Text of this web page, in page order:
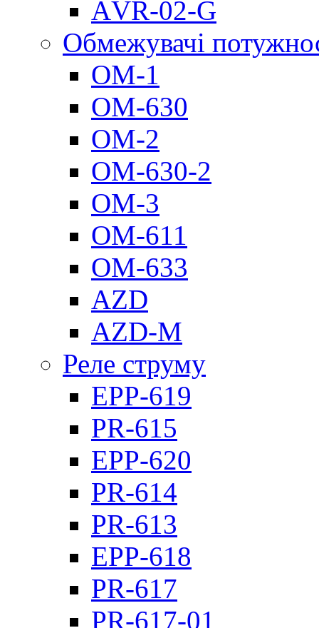
АVR-02-G
Обмежувачі
ОМ-1
ОМ-630
ОМ-2
ОМ-630-2
ОМ-3
ОМ-611
ОМ-633
AZD
AZD-M
Реле струму
EPP-619
PR-615
EPP-620
PR-614
PR-613
EPP-618
PR-617
PR-617-01